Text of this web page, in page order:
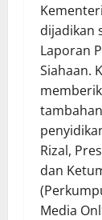
dijadikan
Laporan
Siahaan.
Rizal,
dan
Media